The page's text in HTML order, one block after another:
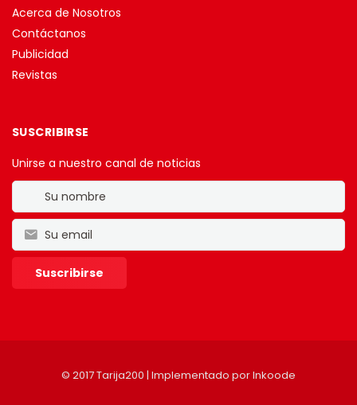
Acerca de Nosotros
Contáctanos
Publicidad
Revistas
SUSCRIBIRSE
Unirse a nuestro canal de noticias
© 2017 Tarija200 | Implementado porInkoode